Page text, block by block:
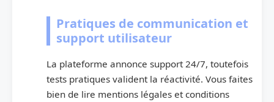
Pratiques de communication et
support utilisateur
La plateforme annonce support 24/7, toutefois
tests pratiques valident la réactivité. Vous faites
bien de lire mentions légales et conditions